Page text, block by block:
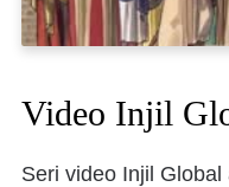
Video Injil
Seri video Injil